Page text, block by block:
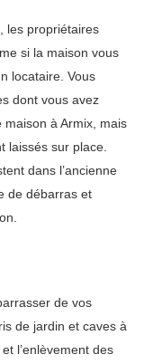
les propriétaires
si la maison vous
locataire. Vous
dont vous avez
à Armix, mais
laissés sur place.
dans l’ancienne
de débarras et
de vos
de jardin et caves à
l’enlèvement des